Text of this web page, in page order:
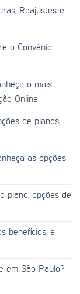
Reajustes e
o Convênio
o mais
Online
de planos,
as opções
plano, opções de
benefícios, e
em São Paulo?